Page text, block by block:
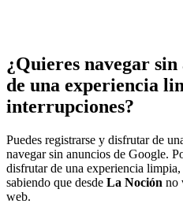
¿Quieres navegar
de una experiencia
interrupciones?
Puedes registrarse y disfrutar de
navegar sin anuncios de Google.
disfrutar de una experiencia
sabiendo que desde La Noción no
web.